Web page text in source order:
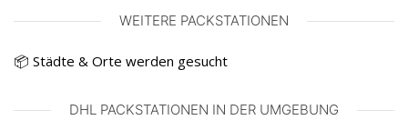
WEITERE PACKSTATIONEN
📦 Städte & Orte werden gesucht
DHL PACKSTATIONEN IN DER UMGEBUNG